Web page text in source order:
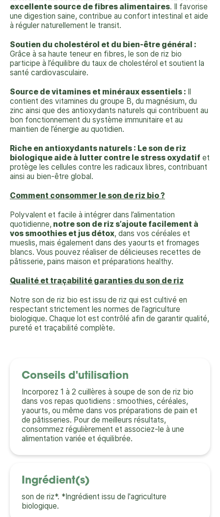
excellente source de fibres alimentaires. Il favorise
une digestion saine, contribue au confort intestinal et aide
à réguler naturellement le transit.
Soutien du cholestérol et du bien-être général :
Grâce à sa haute teneur en fibres, le son de riz bio
participe à l’équilibre du taux de cholestérol et soutient la
santé cardiovasculaire.
Source de vitamines et minéraux essentiels :
contient des vitamines du groupe B, du magnésium, du
zinc ainsi que des antioxydants naturels qui contribuent au
bon fonctionnement du système immunitaire et au
maintien de l’énergie au quotidien.
Riche en antioxydants naturels : Le son de riz
biologique aide à lutter contre le stress oxydatif et
protège les cellules contre les radicaux libres, contribuant
ainsi au bien-être global.
Comment consommer le son de riz bio ?
Polyvalent et facile à intégrer dans l’alimentation
quotidienne, notre son de riz s’ajoute facilement à
vos smoothies et jus détox, dans vos céréales et
mueslis, mais également dans des yaourts et fromages
blancs. Vous pouvez réaliser de délicieuses recettes de
pâtisserie, pains maison et préparations healthy.
Qualité et traçabilité garanties du son de riz
Notre son de riz bio est issu de riz qui est cultivé en
respectant strictement les normes de l’agriculture
biologique. Chaque lot est contrôlé afin de garantir qualité,
pureté et traçabilité complète.
Conseils d'utilisation
Incorporez 1 à 2 cuillères à soupe de son de riz bio
dans vos repas quotidiens : smoothies, céréales,
yaourts, ou même dans vos préparations de pain et
de pâtisseries. Pour de meilleurs résultats,
consommez régulièrement et associez-le à une
alimentation variée et équilibrée.
Ingrédient(s)
son de riz*. *Ingrédient issu de l'agriculture
biologique.